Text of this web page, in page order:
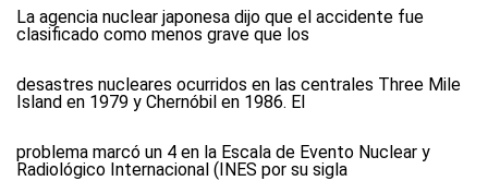
La agencia nuclear japonesa dijo que el accidente fue
clasificado como menos grave que los
desastres nucleares ocurridos en las centrales Three Mile
Island en 1979 y Chernóbil en 1986. El
problema marcó un 4 en la Escala de Evento Nuclear y
Radiológico Internacional (INES por su sigla